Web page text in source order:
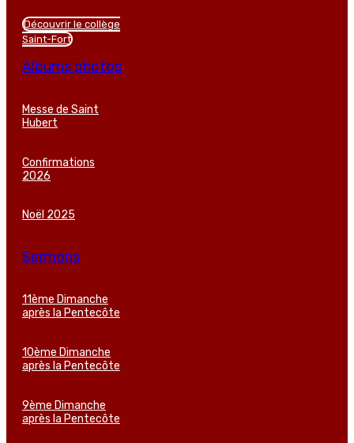
Découvrir le collège
Saint-Fort
Albums photos
Messe de Saint
Hubert
Confirmations
2026
Noël 2025
Sermons
11ème Dimanche
après la Pentecôte
10ème Dimanche
après la Pentecôte
9ème Dimanche
après la Pentecôte